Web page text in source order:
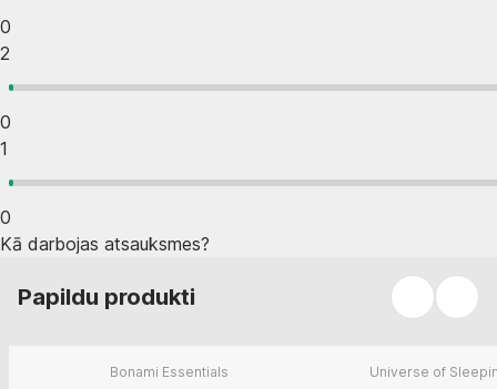
0
2
0
1
0
Kā darbojas atsauksmes?
Papildu produkti
Bonami Essentials Universe of